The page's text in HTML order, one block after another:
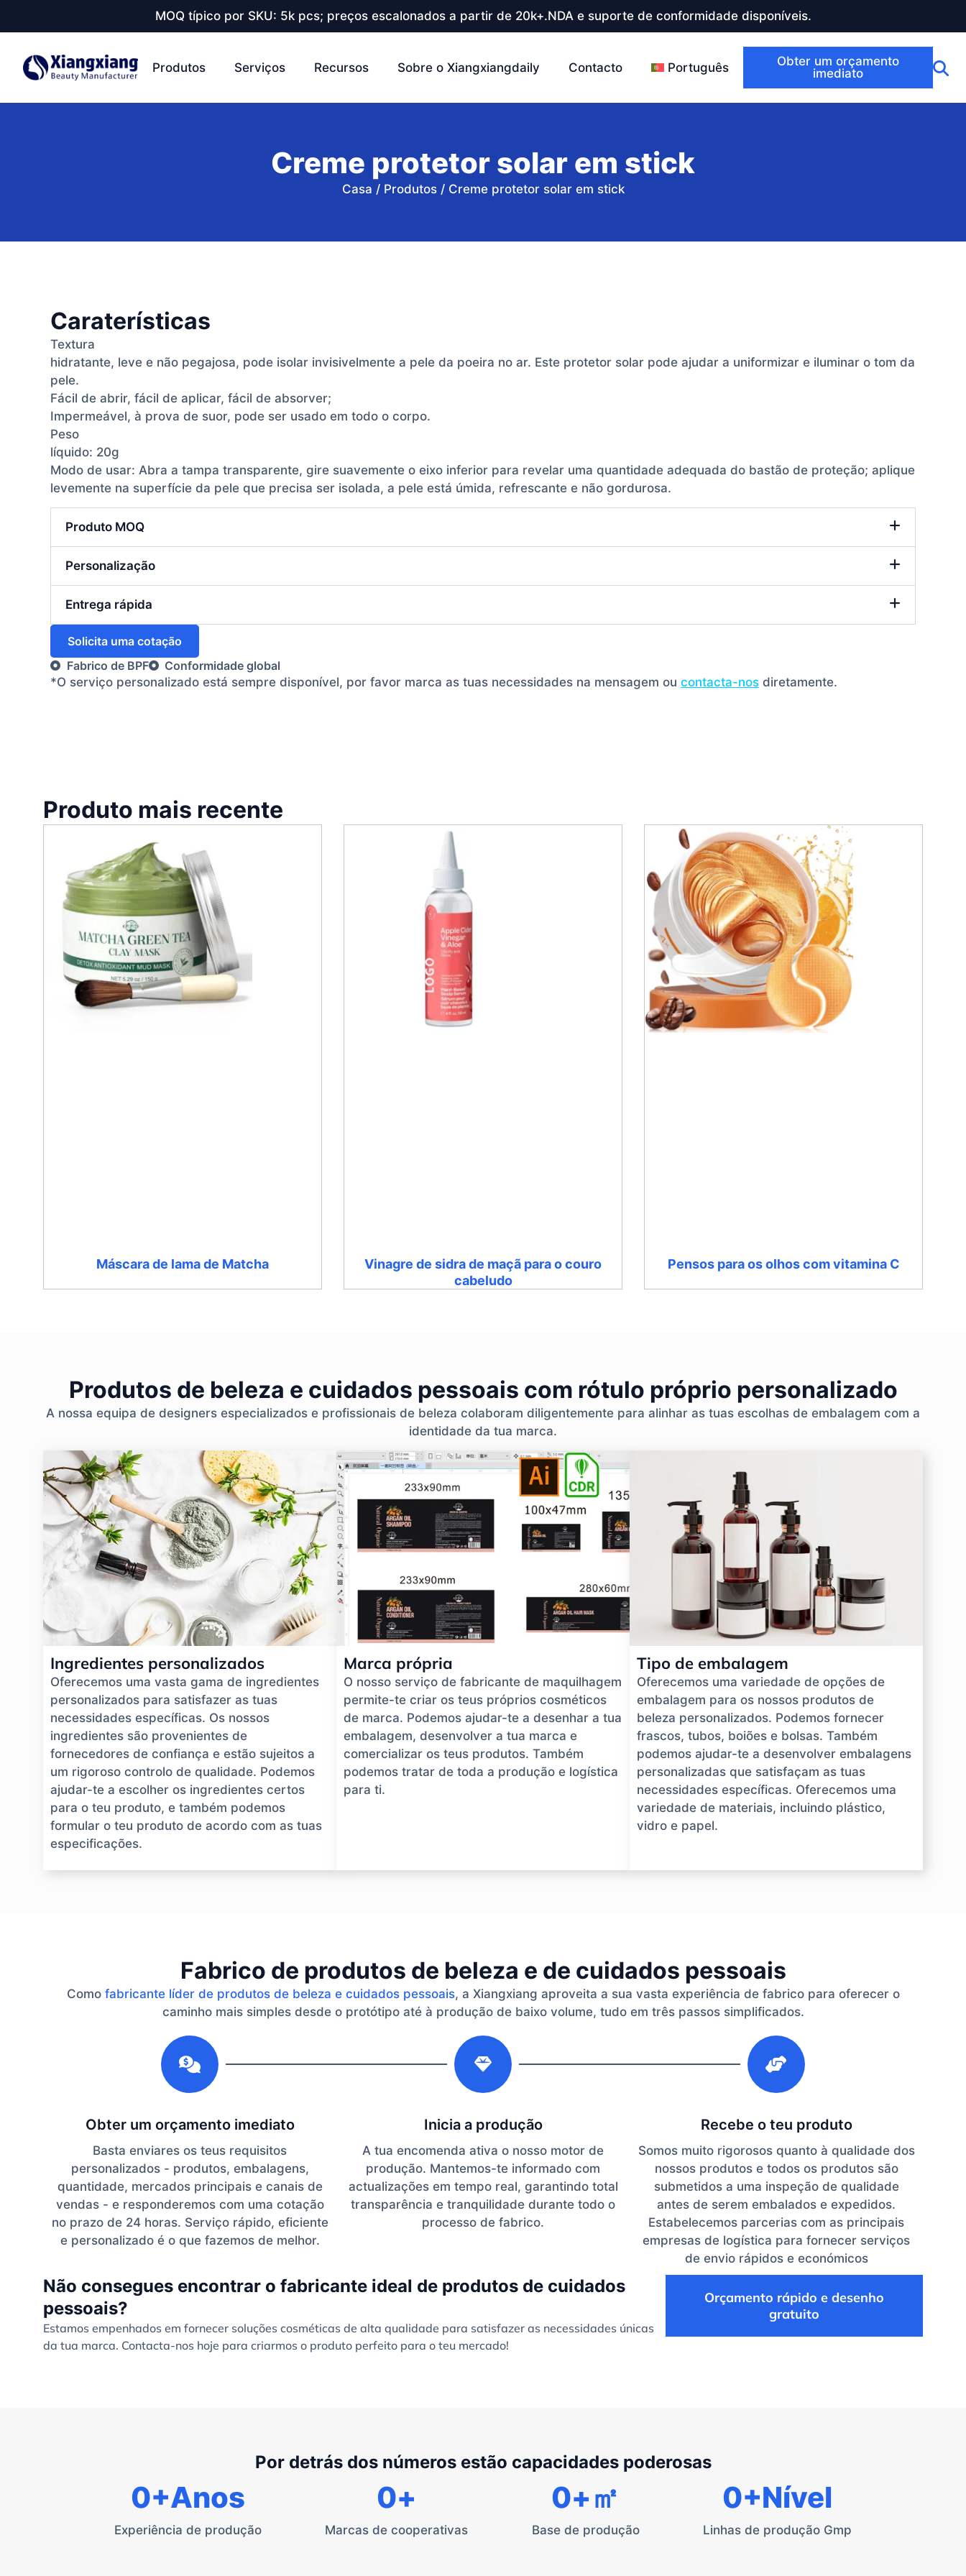
MOQ típico por SKU: 5k pcs; preços escalonados a partir de 20k+.NDA e suporte de conformidade disponíveis.
Produtos Serviços Recursos Sobre o Xiangxiangdaily Contacto Português
Obter um orçamento
imediato
Creme protetor solar em stick
Casa / Produtos/ Creme protetor solar em stick
Caraterísticas
Textura
hidratante, leve e não pegajosa, pode isolar invisivelmente a pele da poeira no ar. Este protetor solar pode ajudar a uniformizar e iluminar o tom da
pele.
Fácil de abrir, fácil de aplicar, fácil de absorver;
Impermeável, à prova de suor, pode ser usado em todo o corpo.
Peso
líquido: 20g
Modo de usar: Abra a tampa transparente, gire suavemente o eixo inferior para revelar uma quantidade adequada do bastão de proteção; aplique
levemente na superfície da pele que precisa ser isolada, a pele está úmida, refrescante e não gordurosa.
Produto MOQ
Personalização
Entrega rápida
Solicita uma cotação
Fabrico de BPF
Conformidade global
*O serviço personalizado está sempre disponível, por favor marca as tuas necessidades na mensagem ou contacta-nos diretamente.
Produto mais recente
Máscara de lama de Matcha
Vinagre de sidra de maçã para o couro
cabeludo
Pensos para os olhos com vitamina C
Produtos de beleza e cuidados pessoais com rótulo próprio personalizado
A nossa equipa de designers especializados e profissionais de beleza colaboram diligentemente para alinhar as tuas escolhas de embalagem com a
identidade da tua marca.
Ingredientes personalizados
Oferecemos uma vasta gama de ingredientes
personalizados para satisfazer as tuas
necessidades específicas. Os nossos
ingredientes são provenientes de
fornecedores de confiança e estão sujeitos a
um rigoroso controlo de qualidade. Podemos
ajudar-te a escolher os ingredientes certos
para o teu produto, e também podemos
formular o teu produto de acordo com as tuas
especificações.
Marca própria
O nosso serviço de fabricante de maquilhagem
permite-te criar os teus próprios cosméticos
de marca. Podemos ajudar-te a desenhar a tua
embalagem, desenvolver a tua marca e
comercializar os teus produtos. Também
podemos tratar de toda a produção e logística
para ti.
Tipo de embalagem
Oferecemos uma variedade de opções de
embalagem para os nossos produtos de
beleza personalizados. Podemos fornecer
frascos, tubos, boiões e bolsas. Também
podemos ajudar-te a desenvolver embalagens
personalizadas que satisfaçam as tuas
necessidades específicas. Oferecemos uma
variedade de materiais, incluindo plástico,
vidro e papel.
Fabrico de produtos de beleza e de cuidados pessoais
Como fabricante líder de produtos de beleza e cuidados pessoais, a Xiangxiang aproveita a sua vasta experiência de fabrico para oferecer o
caminho mais simples desde o protótipo até à produção de baixo volume, tudo em três passos simplificados.
Obter um orçamento imediato
Basta enviares os teus requisitos
personalizados - produtos, embalagens,
quantidade, mercados principais e canais de
vendas - e responderemos com uma cotação
no prazo de 24 horas. Serviço rápido, eficiente
e personalizado é o que fazemos de melhor.
Inicia a produção
A tua encomenda ativa o nosso motor de
produção. Mantemos-te informado com
actualizações em tempo real, garantindo total
transparência e tranquilidade durante todo o
processo de fabrico.
Recebe o teu produto
Somos muito rigorosos quanto à qualidade dos
nossos produtos e todos os produtos são
submetidos a uma inspeção de qualidade
antes de serem embalados e expedidos.
Estabelecemos parcerias com as principais
empresas de logística para fornecer serviços
de envio rápidos e económicos
Não consegues encontrar o fabricante ideal de produtos de cuidados
pessoais?
Estamos empenhados em fornecer soluções cosméticas de alta qualidade para satisfazer as necessidades únicas
da tua marca. Contacta-nos hoje para criarmos o produto perfeito para o teu mercado!
Orçamento rápido e desenho
gratuito
Por detrás dos números estão capacidades poderosas
Experiência de produção
0+Anos
Marcas de cooperativas
0+
Base de produção
0+㎡
Linhas de produção Gmp
0+Nível